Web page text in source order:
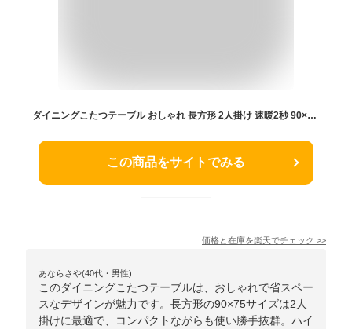
ダイニングこたつテーブル おしゃれ 長方形 2人掛け 速暖2秒 90×75 こたつ ハイタイプ テーブル 省スペース コンパクト ハイコタツ 省エネ 暖房 節電 手元コントローラー付き ハロゲンヒーター 即暖 速暖 2人用 1人用 北欧 ダイニングテーブル 正方形
この商品をサイトでみる
価格と在庫を楽天でチェック >>
あならさや(40代・男性)
このダイニングこたつテーブルは、おしゃれで省スペー
スなデザインが魅力です。長方形の90×75サイズは2人
掛けに最適で、コンパクトながらも使い勝手抜群。ハイ